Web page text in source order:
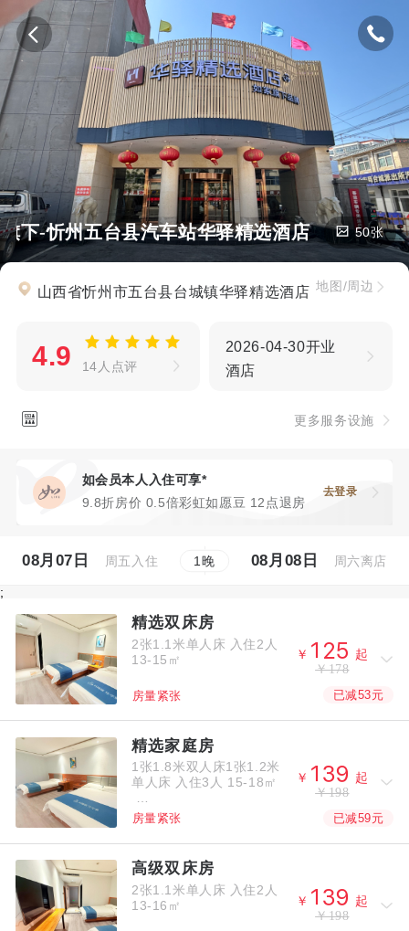
下-忻州五台县汽车站华驿精选酒店 50张
山西省忻州市五台县台城镇华驿精选酒店 地图/周边
4.9 14人点评
2026-04-30开业
酒店
 更多服务设施
如会员本人入住可享*
9.8折房价 0.5倍彩虹如愿豆 12点退房
去登录
08月07日 周五入住 1晚 08月08日 周六离店
;
精选双床房
2张1.1米单人床 入住2人
13-15㎡
￥  
起
￥178
房量紧张 已减53元
精选家庭房
1张1.8米双人床1张1.2米
单人床 入住3人 15-18㎡ ￥  
起
￥198
房量紧张 已减59元
高级双床房
2张1.1米单人床 入住2人
13-16㎡
￥  
起
￥198